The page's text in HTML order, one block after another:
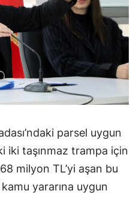
parsel uygun
iki taşınmaz trampa için
milyon TL’yi aşan bu
yararına uygun